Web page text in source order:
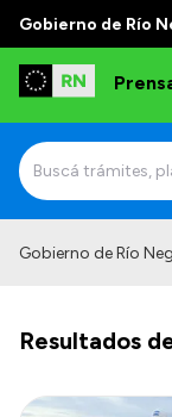
Gobierno de Río
Autoridades
Referentes de
Gobierno de Río
Resultados